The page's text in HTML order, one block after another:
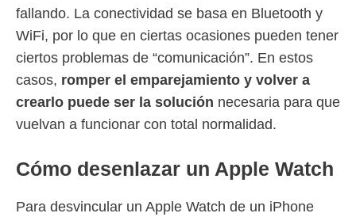
fallando. La conectividad se basa en Bluetooth y
WiFi, por lo que en ciertas ocasiones pueden tener
ciertos problemas de “comunicación”. En estos
casos, romper el emparejamiento y volver a
crearlo puede ser la solución necesaria para que
vuelvan a funcionar con total normalidad.
Cómo desenlazar un Apple Watch
Para desvincular un Apple Watch de un iPhone